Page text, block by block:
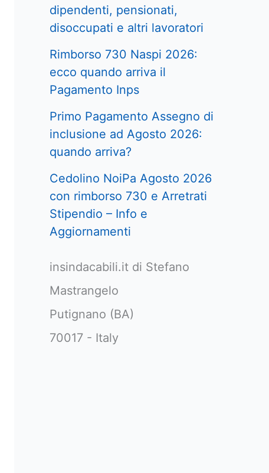
dipendenti, pensionati,
disoccupati e altri lavoratori
Rimborso 730 Naspi 2026:
ecco quando arriva il
Pagamento Inps
Primo Pagamento Assegno di
inclusione ad Agosto 2026:
quando arriva?
Cedolino NoiPa Agosto 2026
con rimborso 730 e Arretrati
Stipendio – Info e
Aggiornamenti
insindacabili.it di Stefano
Mastrangelo
Putignano (BA)
70017 - Italy